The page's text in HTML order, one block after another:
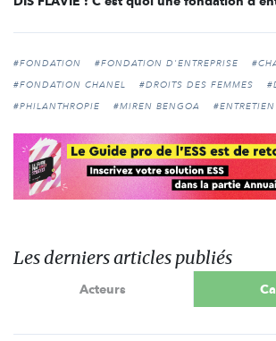
#FONDATION #FONDATION D'ENTREPRISE
#FONDATION CHANEL
#DROITS DES FEMMES
#PHILANTHROPIE
#MIREN BENGOA #ENTRETIEN
Les derniers articles publiés
Acteurs